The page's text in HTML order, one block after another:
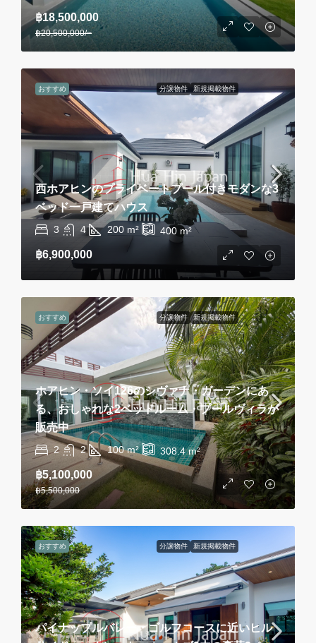
฿18,500,000
฿20,500,000/~
おすすめ 分譲物件 新規掲載物件
西ホアヒンのプライベートプール付きモダンな3
ベッド一戸建てハウス
3 4 200 m² 400 m²
฿6,900,000
おすすめ 分譲物件 新規掲載物件
ホアヒン・ソイ126のシヴァナ・ガーデンにあ
る、おしゃれな2ベッドルーム・プールヴィラが
販売中
2 2 100 m² 308.4m²
฿5,100,000
฿5,500,000
おすすめ 分譲物件 新規掲載物件
パイナップルバレー・ゴルフコースに近いヒル